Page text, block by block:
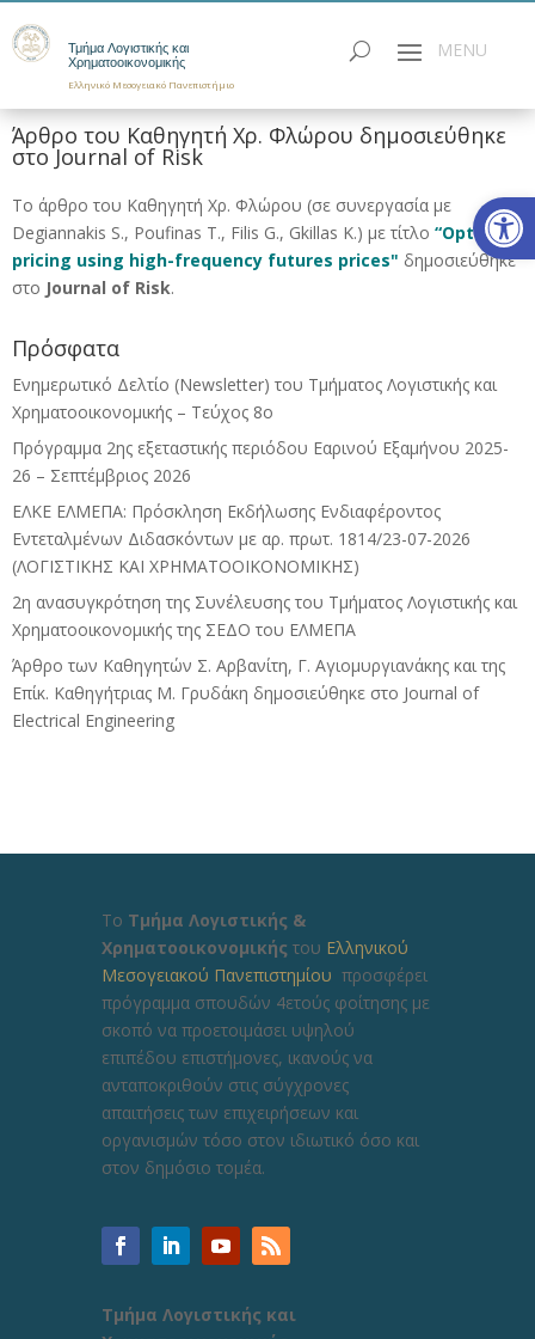
Τμήμα Λογιστικής και
Χρηματοοικονομικής
Ελληνικό Μεσογειακό Πανεπιστήμιο
Άρθρο του Καθηγητή Χρ. Φλώρου δημοσιεύθηκε
στο Journal of Risk
Το άρθρο του Καθηγητή Χρ. Φλώρου (σε συνεργασία με
Degiannakis S., Poufinas T., Filis G., Gkillas K.) με τίτλο “Option
pricing using high-frequency futures prices" δημοσιεύθηκε
στο Journal of Risk.
Πρόσφατα
Ενημερωτικό Δελτίο (Newsletter) του Τμήματος Λογιστικής και
Χρηματοοικονομικής – Τεύχος 8ο
Πρόγραμμα 2ης εξεταστικής περιόδου Eαρινού Eξαμήνου 2025-
26 – Σεπτέμβριος 2026
ΕΛΚΕ ΕΛΜΕΠΑ: Πρόσκληση Εκδήλωσης Ενδιαφέροντος
Εντεταλμένων Διδασκόντων με αρ. πρωτ. 1814/23-07-2026
(ΛΟΓΙΣΤΙΚΗΣ ΚΑΙ ΧΡΗΜΑΤΟΟΙΚΟΝΟΜΙΚΗΣ)
2η ανασυγκρότηση της Συνέλευσης του Τμήματος Λογιστικής και
Χρηματοοικονομικής της ΣΕΔΟ του ΕΛΜΕΠΑ
Άρθρο των Καθηγητών Σ. Αρβανίτη, Γ. Αγιομυργιανάκης και της
Επίκ. Καθηγήτριας Μ. Γρυδάκη δημοσιεύθηκε στο Journal of
Electrical Engineering
Το Τμήμα Λογιστικής &
Χρηματοοικονομικής του Ελληνικού
Μεσογειακού Πανεπιστημίου προσφέρει
πρόγραμμα σπουδών 4ετούς φοίτησης με
σκοπό να προετοιμάσει υψηλού
επιπέδου επιστήμονες, ικανούς να
ανταποκριθούν στις σύγχρονες
απαιτήσεις των επιχειρήσεων και
οργανισμών τόσο στον ιδιωτικό όσο και
στον δημόσιο τομέα.
Τμήμα Λογιστικής και